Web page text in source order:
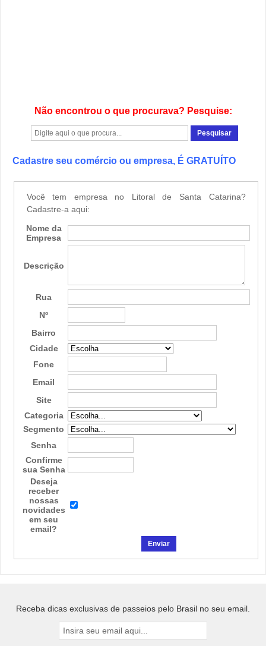
Não encontrou o que procurava? Pesquise:
Cadastre seu comércio ou empresa, É GRATUÍTO
Você tem empresa no Litoral de Santa Catarina?
Cadastre-a aqui:
Nome da
Empresa
Descrição
Rua
Nº
Bairro
Cidade
Fone
Email
Site
Categoria
Segmento
Senha
Confirme
sua Senha
Deseja
receber
nossas
novidades
em seu
email?
Receba dicas exclusivas de passeios pelo Brasil no seu email.